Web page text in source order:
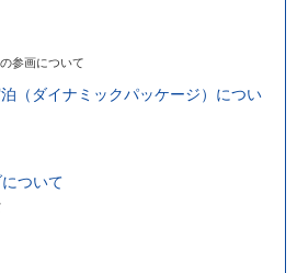
参画について
（ダイナミックパッケージ）につい
ついて